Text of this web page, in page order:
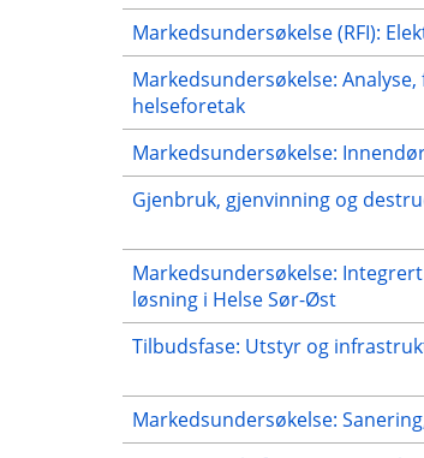
Markedsundersøkelse (RFI):
Markedsundersøkelse:
helseforetak
Markedsundersøkelse:
Gjenbruk, gjenvinning og
Markedsundersøkelse:
løsning i Helse Sør-Øst
Tilbudsfase: Utstyr og
Markedsundersøkelse: